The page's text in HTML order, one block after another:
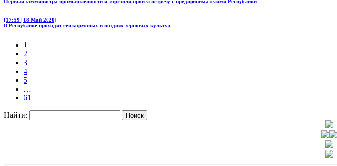
Первый замминистра промышленности и торговли провел встречу с предпринимателями Республики
[17:59 | 18 Май 2020]
В Республике проходит сев кормовых и поздних зерновых культур
1
2
3
4
5
…
61
Найти: